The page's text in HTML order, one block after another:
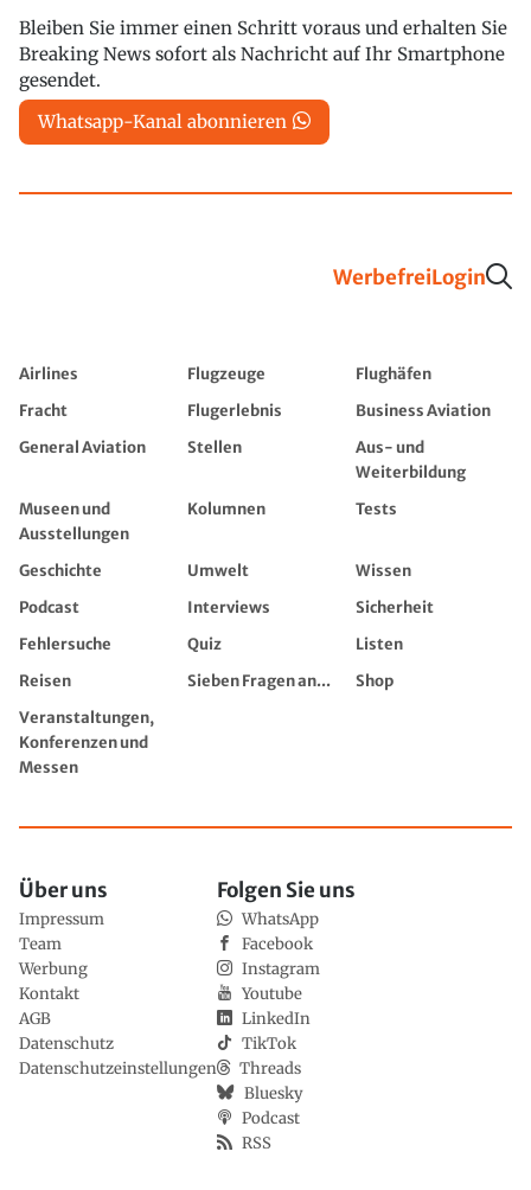
Bleiben Sie immer einen Schritt voraus und erhalten Sie
Breaking News sofort als Nachricht auf Ihr Smartphone
gesendet.
Whatsapp-Kanal abonnieren
WerbefreiLogin
Airlines Flugzeuge
Flughäfen
Fracht
Flugerlebnis
Business Aviation
General Aviation
Stellen
Aus- und
Weiterbildung
Museen und
Ausstellungen
Kolumnen Tests
Geschichte Umwelt
Wissen
Podcast
Interviews
Sicherheit
Fehlersuche
Quiz
Listen
Reisen
Sieben Fragen an...
Shop
Veranstaltungen,
Konferenzen und
Messen
Über uns
Impressum
Team
Werbung
Kontakt
AGB
Datenschutz
Datenschutzeinstellungen
Folgen Sie uns
WhatsApp
Facebook
Instagram
Youtube
LinkedIn
TikTok
Threads
Bluesky
Podcast
RSS